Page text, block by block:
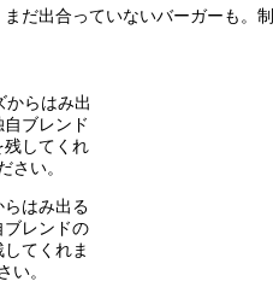
だ出合っていないバーガーも。
はみ出る
ブレンドの
てくれま
い。